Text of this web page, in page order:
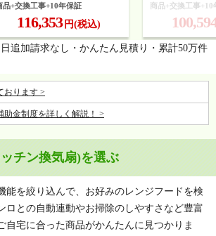
品+交換工事+10年保証
116,353 円(税込)
商品+交換工事+10
おります >
助金制度を詳しく解説！ >
チン換気扇)を選ぶ
能を絞り込んで、お好みのレンジフードを検
ロとの自動連動やお掃除のしやすさなど豊富
自宅に合った商品がかんたんに見つかりま